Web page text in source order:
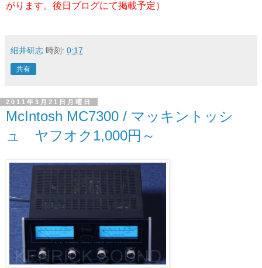
がります。後日ブログにて掲載予定）
細井研志 時刻: 0:17
共有
2011年3月21日月曜日
McIntosh MC7300 / マッキントッシ
ュ ヤフオク1,000円～